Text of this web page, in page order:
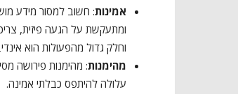
אמינות: חשוב למסור מידע
ומתעקשת על הגעה פיזית,
וחלק גדול מהפעולות הוא
מהימנות: מהימנות פירושה
עלולה להיתפס כבלתי אמינה.